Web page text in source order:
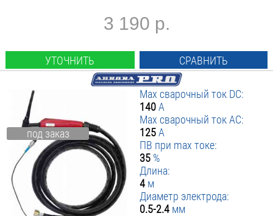
3 190 р.
УТОЧНИТЬ СРАВНИТЬ
под заказ
Max сварочный ток DC:
140А
Max сварочный ток AC:
125А
ПВ при max токе:
35 %
Длина:
4 м
Диаметр электрода:
0.5-2.4 мм